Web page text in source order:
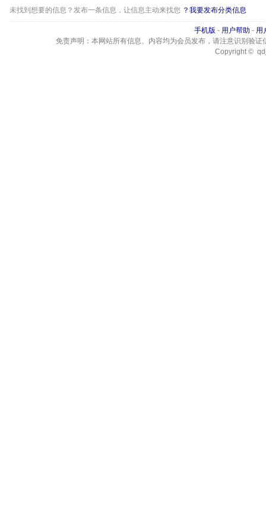
未找到想要的信息？发布一条信息，让信息主动来找您 ？我要发布分类信息
手机版 - 用户帮助 - 用
免责声明：本网站所有信息、内容均为会员发布，请注意识别验
Copyright ©